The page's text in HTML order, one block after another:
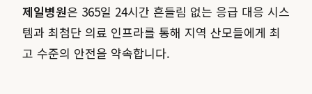
제일병원은 365일 24시간 흔들림 없는 응급 대응 시스
템과 최첨단 의료 인프라를 통해 지역 산모들에게 최
고 수준의 안전을 약속합니다.